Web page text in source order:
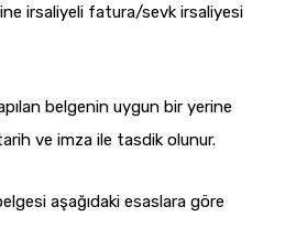
irsaliyeli fatura/sevk irsaliyesi
belgenin uygun bir yerine
ve imza ile tasdik olunur.
aşağıdaki esaslara göre